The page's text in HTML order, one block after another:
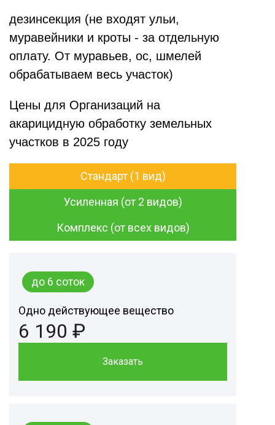
дезинсекция (не входят ульи,
муравейники и кроты - за отдельную
оплату. От муравьев, ос, шмелей
обрабатываем весь участок)
Цены для Организаций на
акарицидную обработку земельных
участков в 2025 году
Стандарт (1 вид)
Усиленная (от 2 видов)
Комплекс (от всех видов)
до 6 соток
Одно действующее вещество
6 190 ₽
Заказать